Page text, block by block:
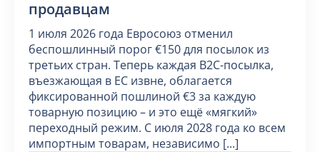
продавцам
1 июля 2026 года Евросоюз отменил
беспошлинный порог €150 для посылок из
третьих стран. Теперь каждая B2C-посылка,
въезжающая в ЕС извне, облагается
фиксированной пошлиной €3 за каждую
товарную позицию – и это ещё «мягкий»
переходный режим. С июля 2028 года ко всем
импортным товарам, независимо [...]